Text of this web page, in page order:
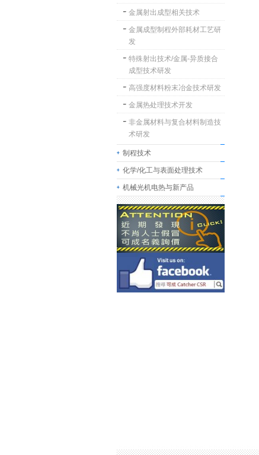
金属射出成型相关技术
金属成型制程外部耗材工艺研
发
特殊射出技术/金属-异质接合
成型技术研发
高强度材料粉末冶金技术研发
金属热处理技术开发
非金属材料与复合材料制造技
术研发
制程技术
化学/化工与表面处理技术
机械光机电热与新产品